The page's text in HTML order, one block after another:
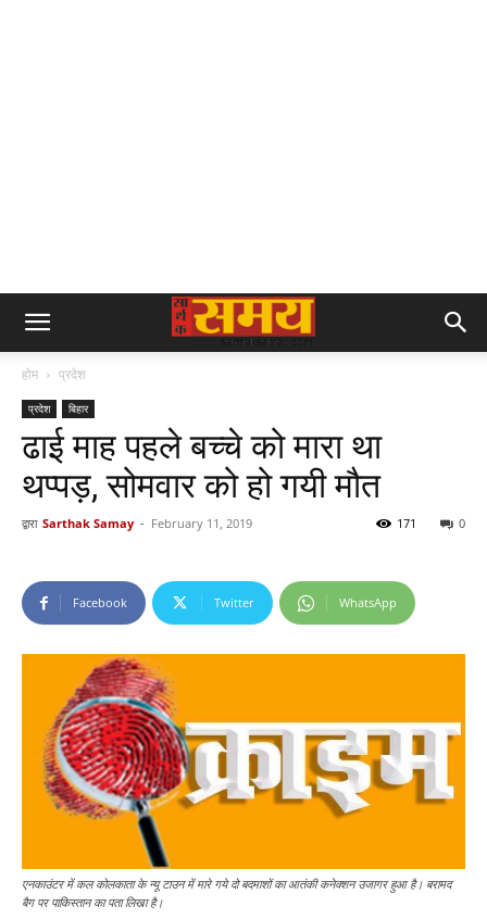
होम प्रदेश
प्रदेश बिहार
ढाई माह पहले बच्चे को मारा था
थप्पड़, सोमवार को हो गयी मौत
द्वारा Sarthak Samay - February 11, 2019 0
171
Facebook Twitter WhatsApp
एनकाउंटर में कल कोलकाता के न्यू टाउन में मारे गये दो बदमाशों का आतंकी कनेक्शन उजागर हुआ है। बरामद
बैग पर पाकिस्तान का पता लिखा है।